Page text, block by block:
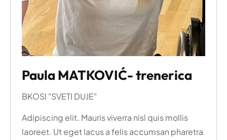
Paula MATKOVIĆ- trenerica
BKOSI "SVETI DUJE"
Adipiscing elit. Mauris viverra nisl quis mollis
laoreet. Ut eget lacus a felis accumsan pharetra